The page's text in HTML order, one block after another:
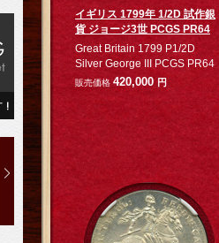
イギリス 1799年 1/2D 試作銀
貨 ジョージ3世 PCGS PR64
Great Britain 1799 P1/2D
Silver George III PCGS PR64
販売価格 420,000 円